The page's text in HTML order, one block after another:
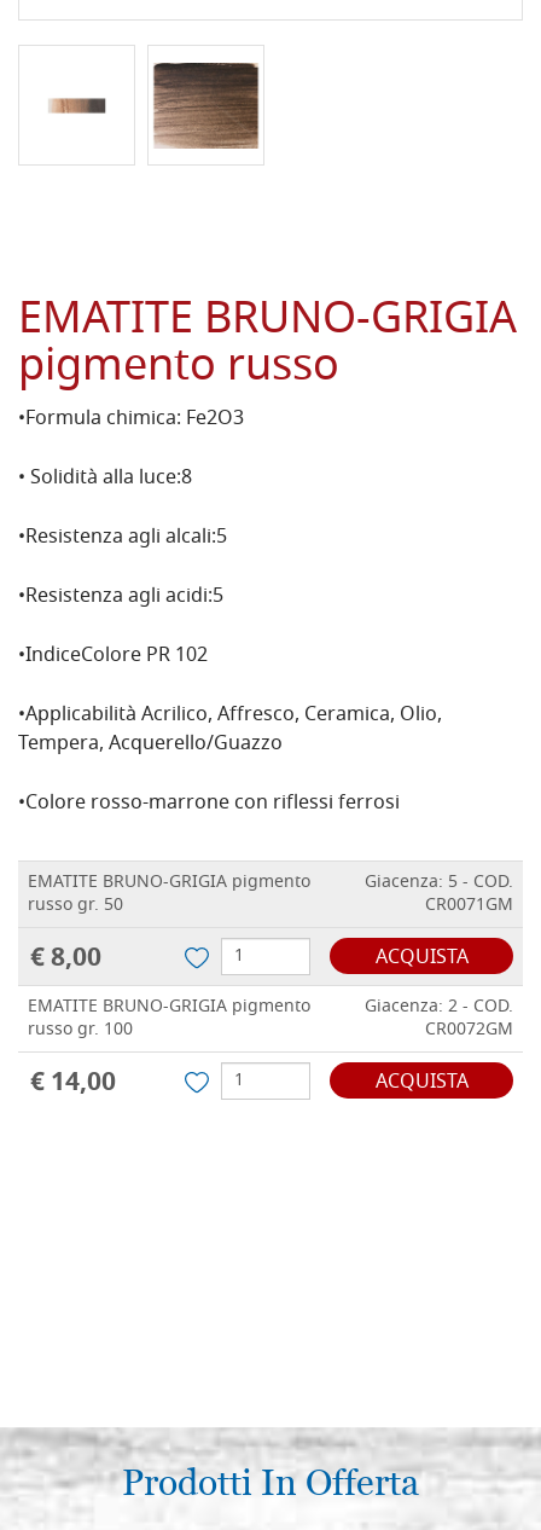
EMATITE BRUNO-GRIGIA
pigmento russo
•Formula chimica: Fe2O3
• Solidità alla luce:8
•Resistenza agli alcali:5
•Resistenza agli acidi:5
•IndiceColore PR 102
•Applicabilità Acrilico, Affresco, Ceramica, Olio,
Tempera, Acquerello/Guazzo
•Colore rosso-marrone con riflessi ferrosi
EMATITE BRUNO-GRIGIA pigmento
russo gr. 50
Giacenza: 5 - COD.
CR0071GM
€ 8,00 ACQUISTA
EMATITE BRUNO-GRIGIA pigmento
russo gr. 100
Giacenza: 2 - COD.
CR0072GM
€ 14,00 ACQUISTA
Prodotti In Offerta